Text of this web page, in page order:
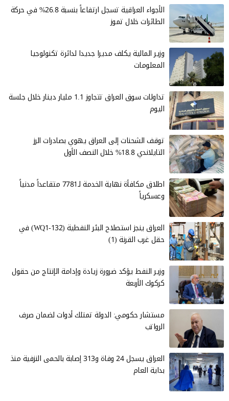
الأجواء العراقية تسجل ارتفاعاً بنسبة 26.8% في حركة
الطائرات خلال تموز
وزير المالية يكلف مديرا جديدا لدائرة تكنولوجيا
المعلومات
تداولات سوق العراق تتجاوز 1.1 مليار دينار خلال جلسة
اليوم
توقف الشحنات إلى العراق يهوي بصادرات الرز
التايلاندي 18.8% خلال النصف الأول
اطلاق مكافأة نهاية الخدمة لـ7781 متقاعداً مدنياً
وعسكرياً
العراق ينجز استصلاح البئر النفطية (WQ1-132) في
حقل غرب القرنة (1)
وزير النفط يؤكد ضرورة زيادة وإدامة الإنتاج من حقول
كركوك الأربعة
مستشار حكومي: الدولة تمتلك أدوات لضمان صرف
الرواتب
العراق يسجل 24 وفاة و313 إصابة بالحمى النزفية منذ
بداية العام